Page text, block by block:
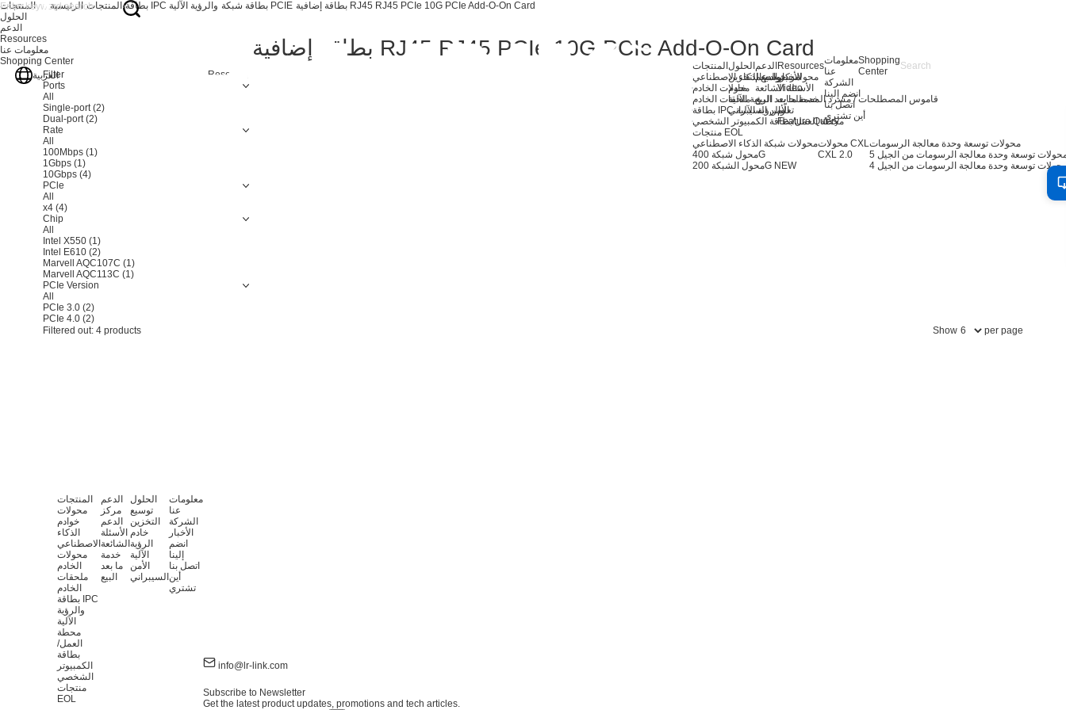
المنتجات
محولات خوادم الذكاء الاصطناعي
محولات الخادم
ملحقات الخادم
بطاقة IPC والرؤية الآلية
محطة العمل/بطاقة الكمبيوتر الشخصي
منتجات EOL
محولات شبكة الذكاء الاصطناعي
محول شبكة 400G
محول الشبكة 200G NEW
محولات CXL
CXL 2.0
محولات توسعة وحدة معالجة الرسومات
توسعة وحدة معالجة الرسومات من الجيل 4
الحلول
توسيع التخزين
خادم
الرؤية الآلية
الأمن السيبراني
الدعم
مركز الدعم
الأسئلة الشائعة
خدمة ما بعد البيع
Resources
الأخبار
Video
قاموس المصطلحات / مسرد المصطلحات
تعلّم
Feature Query
معلومات
عنا
الشركة
انضم إلينا
اتصل بنا
أين تشتري
Shopping
Center
المنتجات
الحلول
الدعم
Resources
معلومات عنا
Shopping Center
العربية
الرئيسية المنتجات بطاقة IPC والرؤية الآلية بطاقة شبكة PCIE بطاقة إضافية RJ45 RJ45 PCIe 10G PCIe Add-O-On Card
بطاقة إضافية RJ45 RJ45 PCIe 10G PCIe Add-O-On Card
Filter
Resetting
Ports
All
Single-port (2)
Dual-port (2)
Rate
All
100Mbps (1)
1Gbps (1)
10Gbps (4)
PCle
All
x4 (4)
Chip
All
Intel X550 (1)
Intel E610 (2)
Marvell AQC107C (1)
Marvell AQC113C (1)
PCIe Version
All
PCIe 3.0 (2)
PCIe 4.0 (2)
Filtered out: 4products Show per page
المنتجات
محولات
خوادم
الذكاء
الاصطناعي
محولات
الخادم
ملحقات
الخادم
بطاقة IPC
والرؤية
الآلية
محطة
العمل/
بطاقة
الكمبيوتر
الشخصي
منتجات
EOL
الدعم
مركز
الدعم
الأسئلة
الشائعة
خدمة
ما بعد
البيع
الحلول
توسيع
التخزين
خادم
الرؤية
الآلية
الأمن
السيبراني
معلومات
عنا
الشركة
الأخبار
انضم
إلينا
اتصل بنا
أين
تشتري
info@lr-link.com
Subscribe to Newsletter
Get the latest product updates, promotions and tech articles.